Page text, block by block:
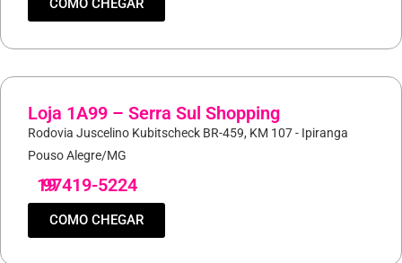
COMO CHEGAR
Loja 1A99 – Serra Sul Shopping
Rodovia Juscelino Kubitscheck BR-459, KM 107 - Ipiranga
Pouso Alegre/MG
19
97419-5224
COMO CHEGAR